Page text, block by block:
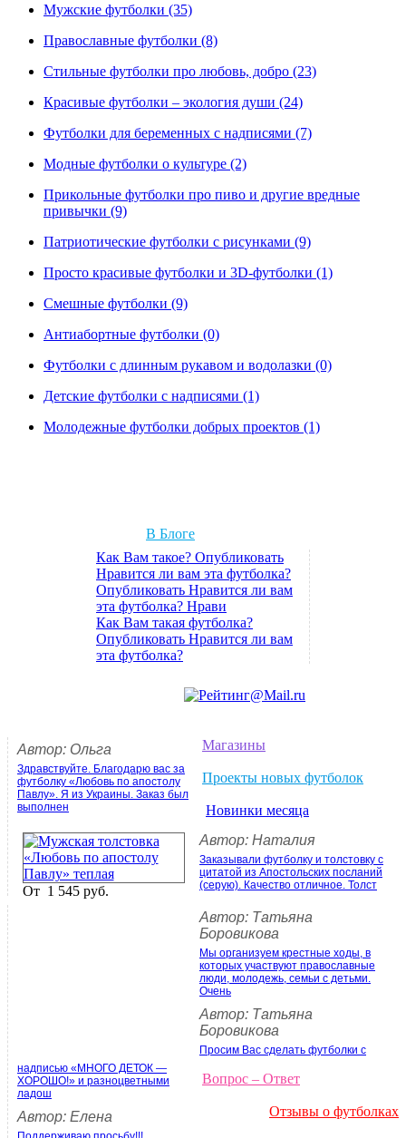
Мужские футболки (35)
Православные футболки (8)
Стильные футболки про любовь, добро (23)
Красивые футболки – экология души (24)
Футболки для беременных с надписями (7)
Модные футболки о культуре (2)
Прикольные футболки про пиво и другие вредные
привычки (9)
Патриотические футболки с рисунками (9)
Просто красивые футболки и 3D-футболки (1)
Смешные футболки (9)
Антиабортные футболки (0)
Футболки с длинным рукавом и водолазки (0)
Детские футболки с надписями (1)
Молодежные футболки добрых проектов (1)
В Блоге
Как Вам такое? Опубликовать
Нравится ли вам эта футболка?
Опубликовать Нравится ли вам
эта футболка? Нрави
Как Вам такая футболка?
Опубликовать Нравится ли вам
эта футболка?
Магазины
Проекты новых футболок
Новинки месяца
От 1 545 руб.
Вопрос – Ответ
Отзывы о футболках
Автор: Ольга
Здравствуйте. Благодарю вас за
футболку «Любовь по апостолу
Павлу». Я из Украины. Заказ был
выполнен
Автор: Наталия
Заказывали футболку и толстовку с
цитатой из Апостольских посланий
(серую). Качество отличное. Толст
Автор: Татьяна
Боровикова
Мы организуем крестные ходы, в
которых участвуют православные
люди, молодежь, семьи с детьми.
Очень
Автор: Татьяна
Боровикова
Просим Вас сделать футболки с
надписью «МНОГО ДЕТОК —
ХОРОШО!» и разноцветными
ладош
Автор: Елена